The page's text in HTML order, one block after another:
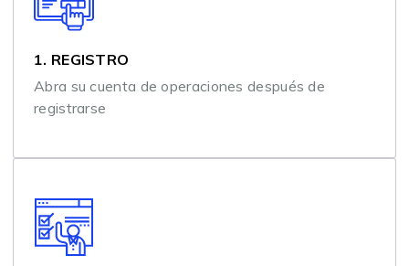
1. REGISTRO
Abra su cuenta de operaciones después de
registrarse